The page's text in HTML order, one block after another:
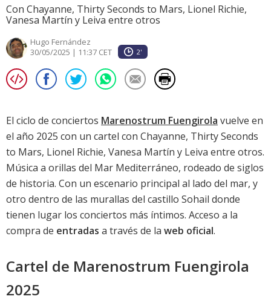
Con Chayanne, Thirty Seconds to Mars, Lionel Richie,
Vanesa Martín y Leiva entre otros
Hugo Fernández
30/05/2025 | 11:37 CET
2'
El ciclo de conciertos Marenostrum Fuengirola vuelve en
el año 2025 con un cartel con Chayanne, Thirty Seconds
to Mars, Lionel Richie, Vanesa Martín y Leiva entre otros.
Música a orillas del Mar Mediterráneo, rodeado de siglos
de historia. Con un escenario principal al lado del mar, y
otro dentro de las murallas del castillo Sohail donde
tienen lugar los conciertos más íntimos. Acceso a la
compra de entradas a través de la web oficial.
Cartel de Marenostrum Fuengirola
2025